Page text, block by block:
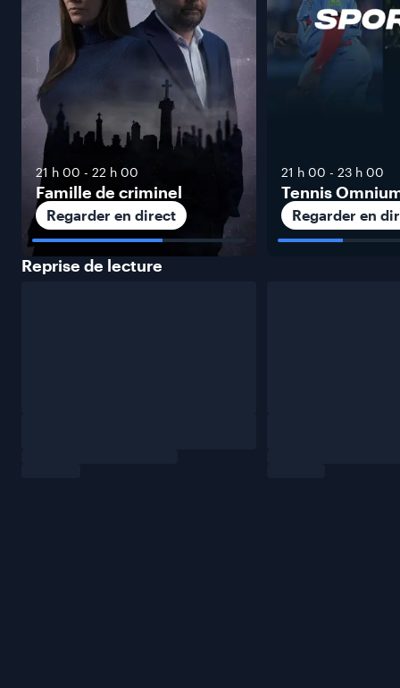
21 h 00 - 22 h 00
Famille de criminel
Regarder en direct
21 h 00 - 23 h 00
Tennis
Regarder en
Reprise de lecture